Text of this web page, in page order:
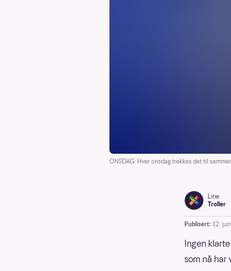
ONSDAG: Hver onsdag trekkes det til
Line
Troller
Publisert: 12.
Ingen
som nå har